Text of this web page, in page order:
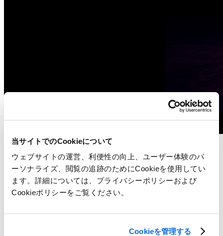
当サイトでのCookieについて
ウェブサイトの運営、利便性の向上、ユーザー体験のパ
ーソナライズ、閲覧の追跡のためにCookieを使用してい
ます。詳細については、プライバシーポリシーおよび
Cookieポリシーをご覧ください。
Cookieを管理する
小売店舗の全てを可視化する – リアルタイムでの実現
詳細を見る